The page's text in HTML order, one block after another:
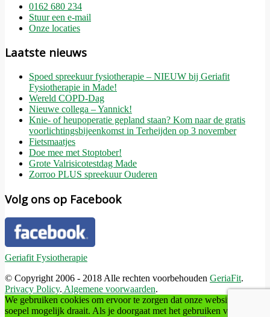
0162 680 234
Stuur een e-mail
Onze locaties
Laatste nieuws
Spoed spreekuur fysiotherapie – NIEUW bij Geriafit
Fysiotherapie in Made!
Wereld COPD-Dag
Nieuwe collega – Yannick!
Knie- of heupoperatie gepland staan? Kom naar de gratis
voorlichtingsbijeenkomst in Terheijden op 3 november
Fietsmaatjes
Doe mee met Stoptober!
Grote Valrisicotestdag Made
Zorroo PLUS spreekuur Ouderen
Volg ons op Facebook
Geriafit Fysiotherapie
© Copyright 2006 - 2018 Alle rechten voorbehouden GeriaFit.
Privacy Policy. Algemene voorwaarden.
We gebruiken cookies om ervoor te zorgen dat onze website zo
soepel mogelijk draait. Als je doorgaat met het gebruiken van de